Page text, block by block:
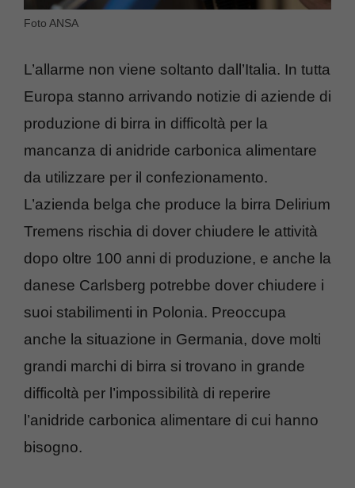
Foto ANSA
L’allarme non viene soltanto dall’Italia. In tutta
Europa stanno arrivando notizie di aziende di
produzione di birra in difficoltà per la
mancanza di anidride carbonica alimentare
da utilizzare per il confezionamento.
L’azienda belga che produce la birra Delirium
Tremens rischia di dover chiudere le attività
dopo oltre 100 anni di produzione, e anche la
danese Carlsberg potrebbe dover chiudere i
suoi stabilimenti in Polonia. Preoccupa
anche la situazione in Germania, dove molti
grandi marchi di birra si trovano in grande
difficoltà per l’impossibilità di reperire
l’anidride carbonica alimentare di cui hanno
bisogno.